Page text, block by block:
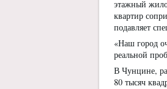
этажный
квартир
подавляет
«Наш город
реальной
В Чунцине,
80 тысяч